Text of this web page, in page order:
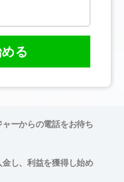
る
ーからの電話をお待ち
し、利益を獲得し始め